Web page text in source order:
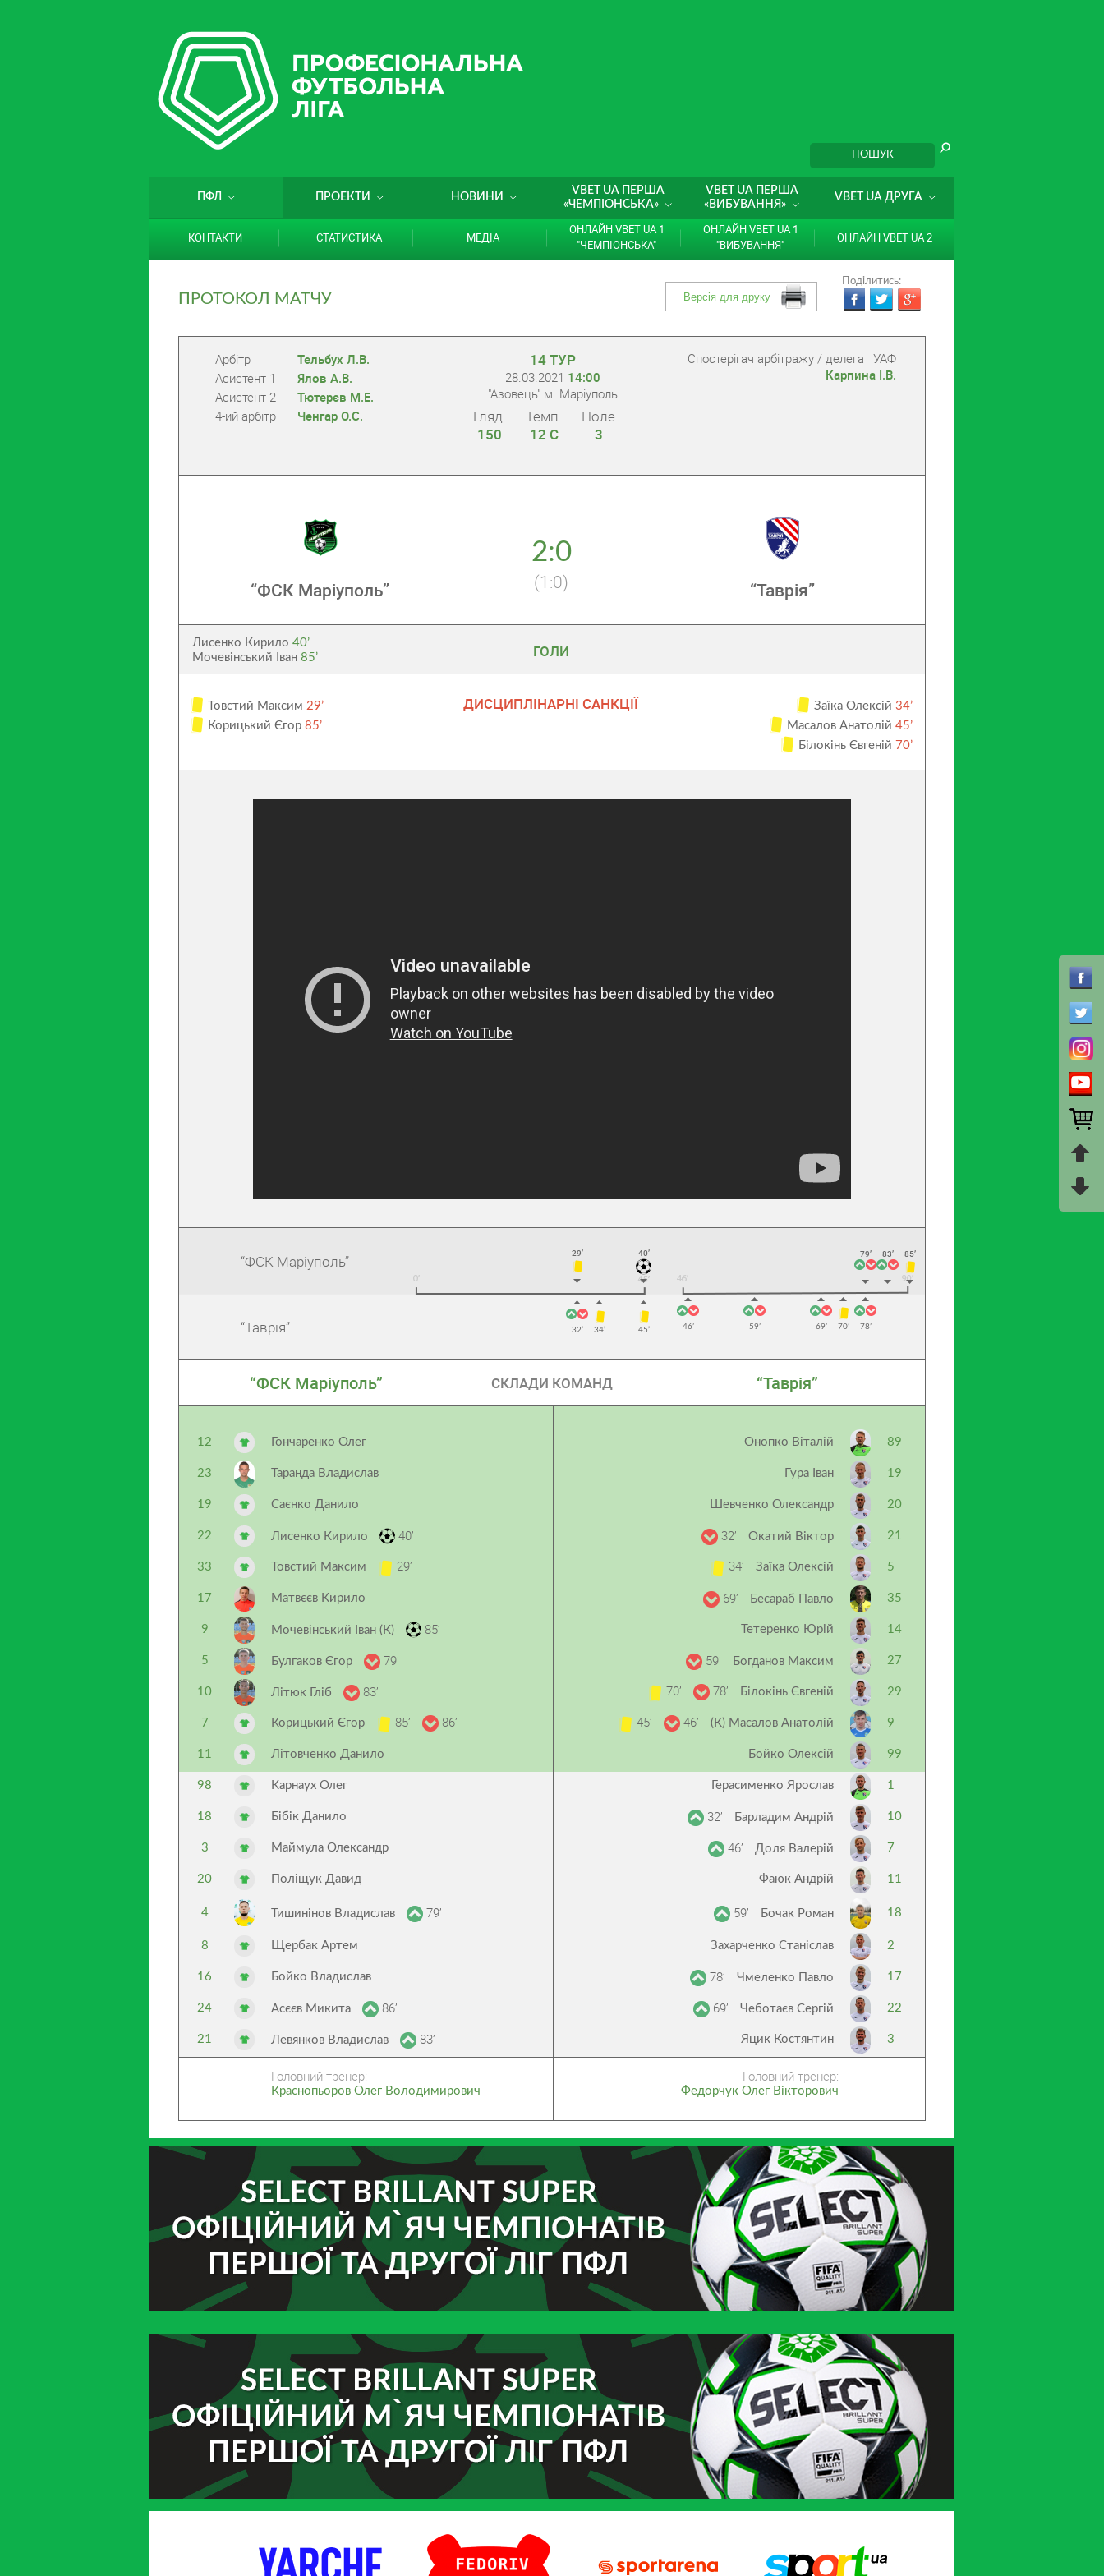
ПФЛ ПРОЕКТИ НОВИНИ
VBET UA ПЕРША
«ЧЕМПІОНСЬКА»
VBET UA ПЕРША
«ВИБУВАННЯ»
VBET UA ДРУГА
КОНТАКТИ СТАТИСТИКА МЕДІА
ОНЛАЙН VBET UA 1
"ЧЕМПІОНСЬКА"
ОНЛАЙН VBET UA 1
"ВИБУВАННЯ"
ОНЛАЙН VBET UA 2
ПРОТОКОЛ МАТЧУ
Поділитись:
Арбітр
Тельбух Л.В.
Асистент 1
Ялов А.В.
Асистент 2
Тютерєв М.Е.
4-ий арбітр
Ченгар О.С.
14 ТУР
28.03.2021 14:00
"Азовець" м. Маріуполь
Гляд.
150
Темп.
12 С
Поле
3
Cпостерігач арбітражу / делегат УАФ
Карпина І.В.
“ФСК Маріуполь”
2:0
(1:0) “Таврія”
Лисенко Кирило40’
Мочевінський Іван85’ ГОЛИ
Товстий Максим 29’
Корицький Єгор 85’
ДИСЦИПЛІНАРНІ САНКЦІЇ Заїка Олексій 34’
Масалов Анатолій 45’
Білокінь Євгеній 70’
“ФСК Маріуполь”
“Таврія”
29’ 40’
32’ 34’ 45’
79’ 83’ 85’
46’ 59’ 69’ 70’ 78’
“ФСК Маріуполь” СКЛАДИ КОМАНД “Таврія”
12 Гончаренко Олег Онопко Віталій 89
23 Таранда Владислав Гура Іван 19
19 Саєнко Данило Шевченко Олександр 20
22 Лисенко Кирило 40’ 32’ Окатий Віктор 21
33 Товстий Максим 29’ 34’ Заїка Олексій 5
17 Матвєєв Кирило 69’ Бесараб Павло 35
9 Мочевінський Іван (К) 85’ Тетеренко Юрій 14
5 Булгаков Єгор 79’ 59’ Богданов Максим 27
10 Літюк Гліб 83’ 70’ 78’ Білокінь Євгеній 29
7 Корицький Єгор 85’ 86’ 45’ 46’ (К) Масалов Анатолій 9
11 Літовченко Данило Бойко Олексій 99
98 Карнаух Олег Герасименко Ярослав 1
18 Бібік Данило 32’ Барладим Андрій 10
3 Маймула Олександр 46’ Доля Валерій 7
20 Поліщук Давид Фаюк Андрій 11
4 Тишинінов Владислав 79’ 59’ Бочак Роман 18
8 Щербак Артем Захарченко Станіслав 2
16 Бойко Владислав 78’ Чмеленко Павло 17
24 Асєєв Микита 86’ 69’ Чеботаєв Сергій 22
21 Левянков Владислав 83’ Яцик Костянтин 3
Головний тренер: Головний тренер:
Краснопьоров Олег Володимирович Федорчук Олег Вікторович